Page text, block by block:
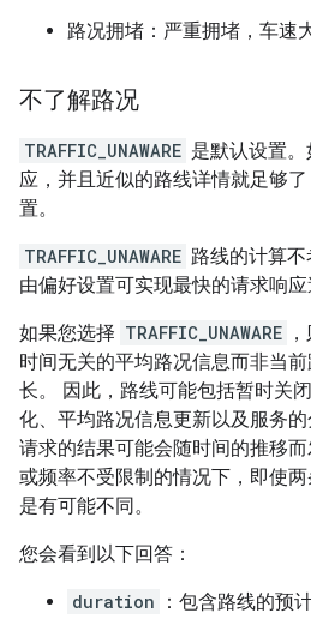
路况拥堵：严重拥堵，车速
不了解路况
TRAFFIC_UNAWARE 是默认设置
应，并且近似的路线详情就足够
置。
TRAFFIC_UNAWARE 路线的计算
由偏好设置可实现最快的请求响应
如果您选择 TRAFFIC_UNAWARE
时间无关的平均路况信息而非当
长。 因此，路线可能包括暂时关
化、平均路况信息更新以及服务
请求的结果可能会随时间的推移
或频率不受限制的情况下，即使
是有可能不同。
您会看到以下回答：
duration ：包含路线的预